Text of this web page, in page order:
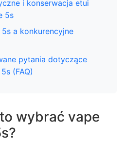
i konserwacja etui
5s
a konkurencyjne
pytania dotyczące
(FAQ)
wybrać vape